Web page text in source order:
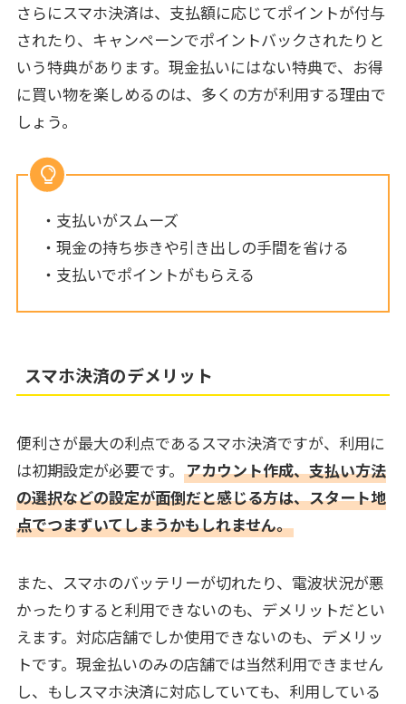
さらにスマホ決済は、支払額に応じてポイントが付与
されたり、キャンペーンでポイントバックされたりと
いう特典があります。現金払いにはない特典で、お得
に買い物を楽しめるのは、多くの方が利用する理由で
しょう。
・支払いがスムーズ
・現金の持ち歩きや引き出しの手間を省ける
・支払いでポイントがもらえる
スマホ決済のデメリット
便利さが最大の利点であるスマホ決済ですが、利用に
は初期設定が必要です。 アカウント作成、支払い方法
の選択などの設定が面倒だと感じる方は、スタート地
点でつまずいてしまうかもしれません。
また、スマホのバッテリーが切れたり、電波状況が悪
かったりすると利用できないのも、デメリットだとい
えます。対応店舗でしか使用できないのも、デメリッ
トです。現金払いのみの店舗では当然利用できません
し、もしスマホ決済に対応していても、利用している